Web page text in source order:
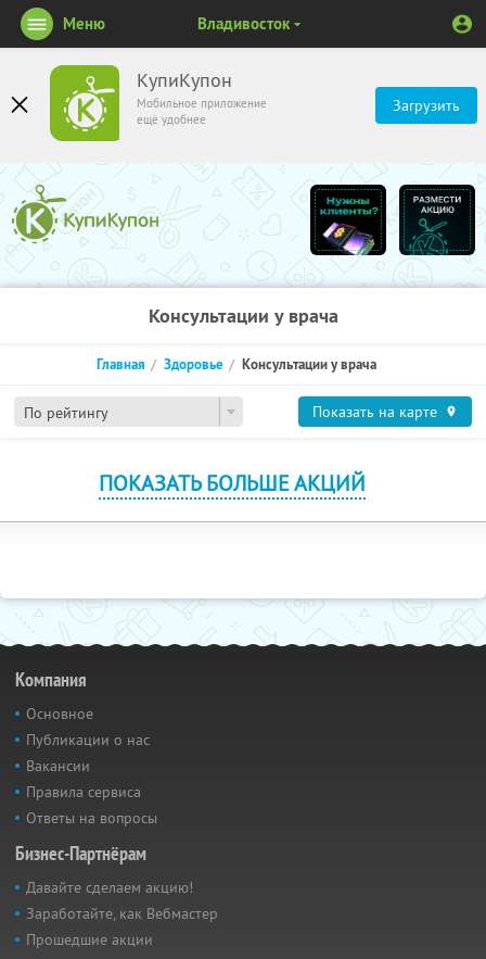
КупиКупон
Мобильное приложение
ещё удобнее
Загрузить
Меню Владивосток
Консультации у врача
По рейтингу
Главная Здоровье Консультации у врача
Показать на карте
ПОКАЗАТЬ БОЛЬШЕ АКЦИЙ
Компания
Основное
Публикации о нас
Вакансии
Правила сервиса
Ответы на вопросы
Бизнес-Партнёрам
Давайте сделаем акцию!
Заработайте, как Вебмастер
Прошедшие акции